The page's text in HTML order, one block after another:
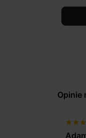
Opinie
star star star